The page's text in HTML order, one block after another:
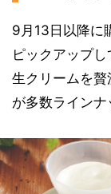
9月13日以降に
ピックアップ
生クリームを
が多数ラインナ